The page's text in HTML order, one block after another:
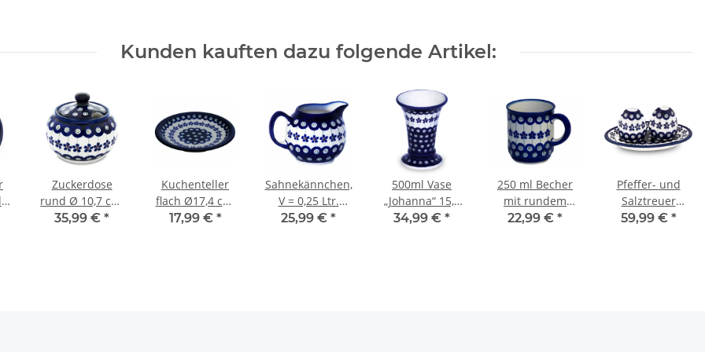
Kunden kauften dazu folgende Artikel:
Zuckerdose
rund Ø 10,7 cm,
Dekor 166a
35,99 € *
Kuchenteller
flach Ø17,4 cm,
Dekor 166a
17,99 € *
Sahnekännchen,
V = 0,25 Ltr.
9,3x12cm, H =
25,99 € *
500ml Vase
„Johanna“ 15,6
cm –
34,99 € *
250 ml Becher
mit rundem
Henkel Ø8,0 cm
22,99 € *
Pfeffer- und
Salztreuer
7,1x6,4cm auf
59,99 € *